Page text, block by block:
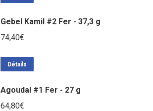
Gebel Kamil #2 Fer - 37,3 g
74,40€
Détails
Agoudal #1 Fer - 27 g
64,80€